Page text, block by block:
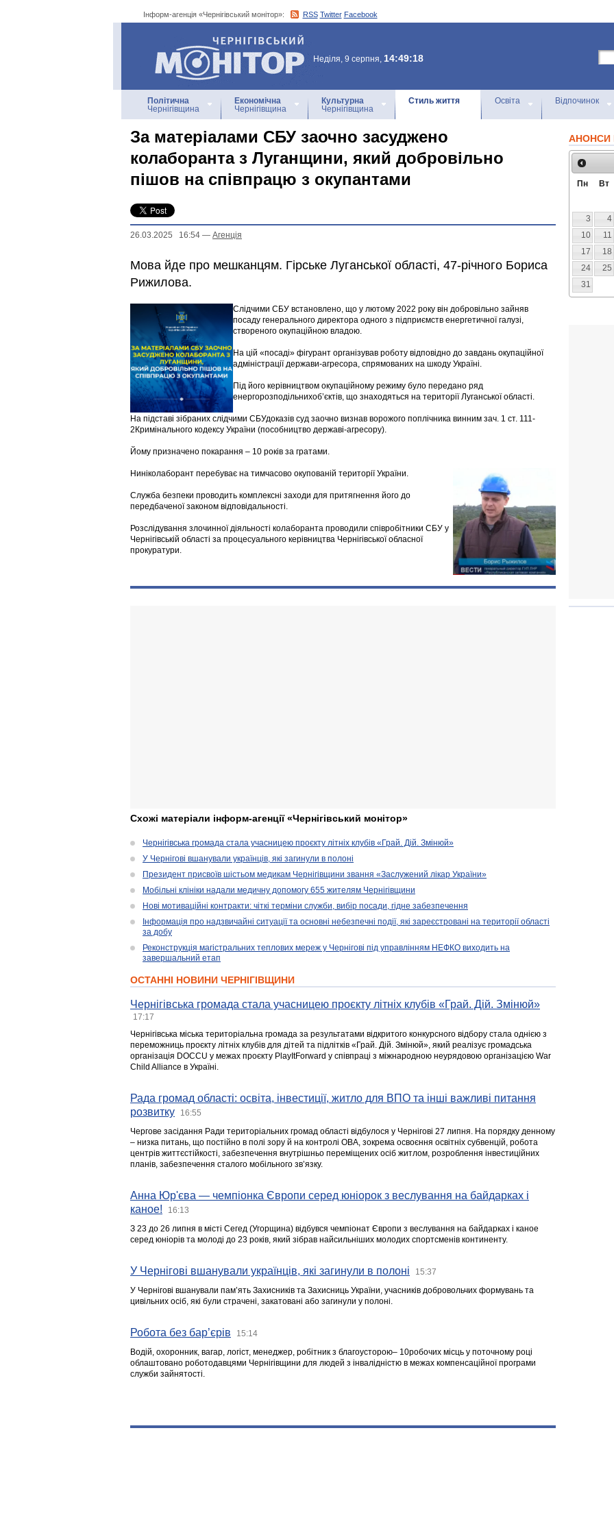
Інформ-агенція «Чернігівський монітор»: RSS Twitter Facebook
Інформ-агенція
«Чернігівський монітор»
Неділя, 9 серпня, 14:49:18
Політична
Чернігівщина
Економічна
Чернігівщина
Культурна
Чернігівщина
Стиль життя Освіта Відпочинок
За матеріалами СБУ заочно засуджено
колаборанта з Луганщини, який добровільно
пішов на співпрацю з окупантами
26.03.2025 16:54 — Агенцiя
Мова йде про мешканцям. Гірське Луганської області, 47-річного Бориса
Рижилова.
Слідчими СБУ встановлено, що у лютому 2022 року він добровільно зайняв
посаду генерального директора одного з підприємств енергетичної галузі,
створеного окупаційною владою.
На цій «посаді» фігурант організував роботу відповідно до завдань окупаційної
адміністрації держави-агресора, спрямованих на шкоду Україні.
Під його керівництвом окупаційному режиму було передано ряд
енергорозподільнихоб’єктів, що знаходяться на території Луганської області.
На підставі зібраних слідчими СБУдоказів суд заочно визнав ворожого поплічника винним зач. 1 ст. 111-
2Кримінального кодексу України (пособництво державі-агресору).
Йому призначено покарання – 10 років за гратами.
Ниніколаборант перебуває на тимчасово окупованій території України.
Служба безпеки проводить комплексні заходи для притягнення його до
передбаченої законом відповідальності.
Розслідування злочинної діяльності колаборанта проводили співробітники СБУ у
Чернігівській області за процесуального керівництва Чернігівської обласної
прокуратури.
Схожі матеріали інформ-агенції «Чернігівський монітор»
Чернігівська громада стала учасницею проєкту літніх клубів «Грай. Дій. Змінюй»
У Чернігові вшанували українців, які загинули в полоні
Президент присвоїв шістьом медикам Чернігівщини звання «Заслужений лікар України»
Мобільні клініки надали медичну допомогу 655 жителям Чернігівщини
Нові мотиваційні контракти: чіткі терміни служби, вибір посади, гідне забезпечення
Інформація про надзвичайні ситуації та основні небезпечні події, які зареєстровані на території області
за добу
Реконструкція магістральних теплових мереж у Чернігові під управлінням НЕФКО виходить на
завершальний етап
ОСТАННІ НОВИНИ ЧЕРНІГІВЩИНИ
Чернігівська громада стала учасницею проєкту літніх клубів «Грай. Дій. Змінюй»
17:17
Чернігівська міська територіальна громада за результатами відкритого конкурсного відбору стала однією з
переможниць проєкту літніх клубів для дітей та підлітків «Грай. Дій. Змінюй», який реалізує громадська
організація DOCCU у межах проєкту PlayItForward у співпраці з міжнародною неурядовою організацією War
Child Alliance в Україні.
Рада громад області: освіта, інвестиції, житло для ВПО та інші важливі питання
розвитку
16:55
Чергове засідання Ради територіальних громад області відбулося у Чернігові 27 липня. На порядку денному
– низка питань, що постійно в полі зору й на контролі ОВА, зокрема освоєння освітніх субвенцій, робота
центрів життєстійкості, забезпечення внутрішньо переміщених осіб житлом, розроблення інвестиційних
планів, забезпечення сталого мобільного зв’язку.
Анна Юр'єва — чемпіонка Європи серед юніорок з веслування на байдарках і
каное!
16:13
З 23 до 26 липня в місті Сегед (Угорщина) відбувся чемпіонат Європи з веслування на байдарках і каное
серед юніорів та молоді до 23 років, який зібрав найсильніших молодих спортсменів континенту.
У Чернігові вшанували українців, які загинули в полоні 15:37
У Чернігові вшанували пам’ять Захисників та Захисниць України, учасників добровольчих формувань та
цивільних осіб, які були страчені, закатовані або загинули у полоні.
Робота без бар’єрів 15:14
Водій, охоронник, вагар, логіст, менеджер, робітник з благоусторою– 10робочих місць у поточному році
облаштовано роботодавцями Чернігівщини для людей з інвалідністю в межах компенсаційної програми
служби зайнятості.
АНОНСИ
Пн Вт
3
4
10
11
17
18
24
25
31